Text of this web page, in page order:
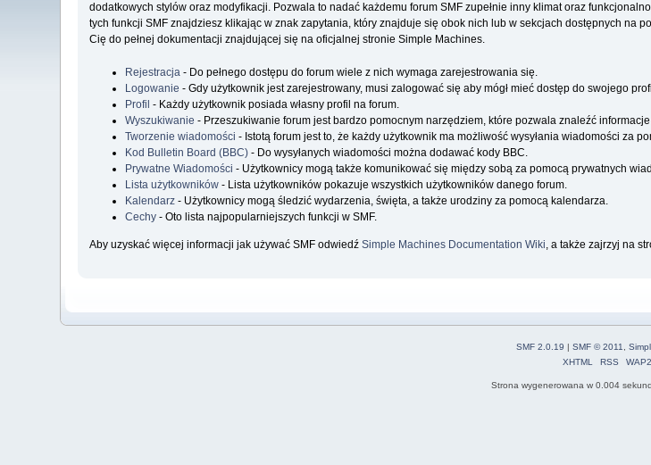
dodatkowych stylów oraz modyfikacji. Pozwala to nadać każdemu forum SMF zupełnie inny klimat oraz
tych funkcji SMF znajdziesz klikając w znak zapytania, który znajduje się obok nich lub w sekcjach dostępnych na
Cię do pełnej dokumentacji znajdującej się na oficjalnej stronie Simple Machines.
Rejestracja- Do pełnego dostępu do forum wiele z nich wymaga zarejestrowania się.
Logowanie - Gdy użytkownik jest zarejestrowany, musi zalogować się aby mógł mieć dostęp do swojego
Profil - Każdy użytkownik posiada własny profil na forum.
Wyszukiwanie - Przeszukiwanie forum jest bardzo pomocnym narzędziem, które pozwala znaleźć
Tworzenie wiadomości - Istotą forum jest to, że każdy użytkownik ma możliwość wysyłania wiadomości za
Kod Bulletin Board (BBC)- Do wysyłanych wiadomości można dodawać kody BBC.
Prywatne Wiadomości - Użytkownicy mogą także komunikować się między sobą za pomocą prywatnych
Lista użytkowników- Lista użytkowników pokazuje wszystkich użytkowników danego forum.
Kalendarz- Użytkownicy mogą śledzić wydarzenia, święta, a także urodziny za pomocą kalendarza.
Cechy- Oto lista najpopularniejszych funkcji w SMF.
Aby uzyskać więcej informacji jak używać SMF odwiedź Simple Machines Documentation Wiki , a także zajrzyj na
SMF 2.0.19 | SMF © 2011,
XHTML
RSS WAP2
Strona wygenerowana w 0.004